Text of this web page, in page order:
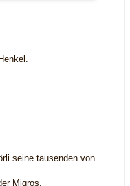
seine tausenden von
Migros.